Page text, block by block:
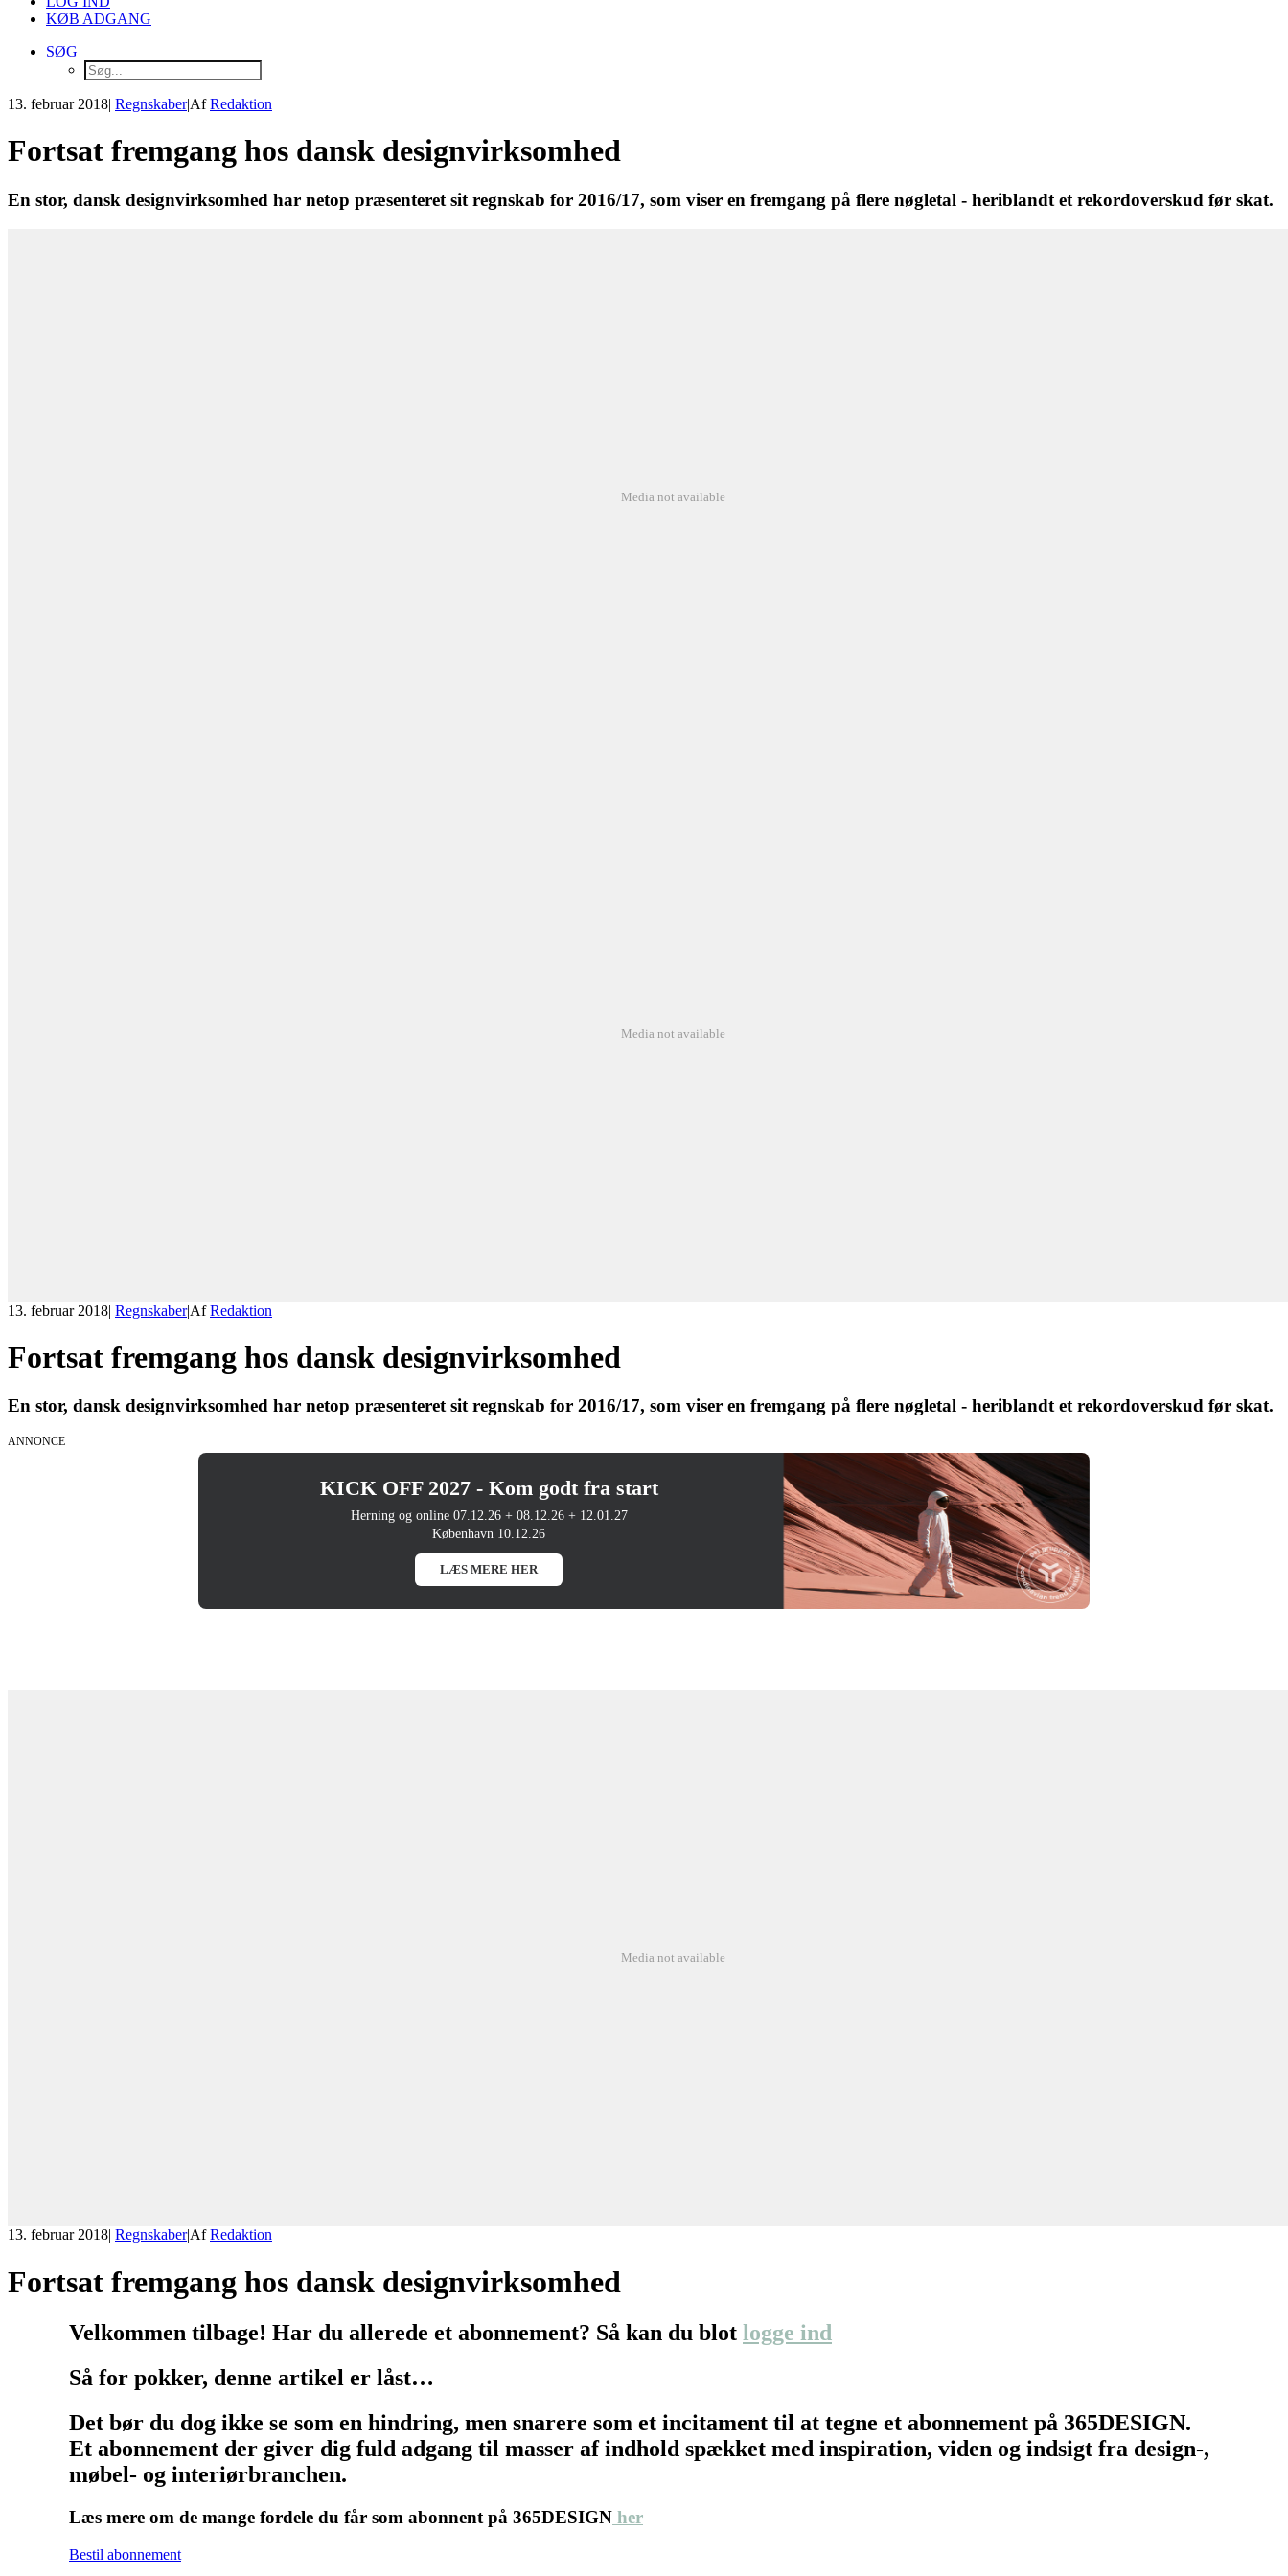
KØB ADGANG
SØG
13. februar 2018| Regnskaber|AfRedaktion
Fortsat fremgang hos dansk designvirksomhed
En stor, dansk designvirksomhed har netop præsenteret sit regnskab for 2016/17, som viser en fremgang på flere nøgletal - heriblandt et rekordoverskud før skat.
Media not available
Media not available
13. februar 2018| Regnskaber|AfRedaktion
Fortsat fremgang hos dansk designvirksomhed
En stor, dansk designvirksomhed har netop præsenteret sit regnskab for 2016/17, som viser en fremgang på flere nøgletal - heriblandt et rekordoverskud før skat.
ANNONCE
KICK OFF 2027 - Kom godt fra start
Herning og online 07.12.26 + 08.12.26 + 12.01.27
København 10.12.26
LÆS MERE HER
Media not available
13. februar 2018 Regnskaber|AfRedaktion
Fortsat fremgang hos dansk designvirksomhed
Velkommen tilbage! Har du allerede et abonnement? Så kan du blot logge ind
Så for pokker, denne artikel er låst…
Det bør du dog ikke se som en hindring, men snarere som et incitament til at tegne et abonnement på 365DESIGN.
Et abonnement der giver dig fuld adgang til masser af indhold spækket med inspiration, viden og indsigt fra design-,
møbel- og interiørbranchen.
Læs mere om de mange fordele du får som abonnent på 365DESIGN her
Bestil abonnement